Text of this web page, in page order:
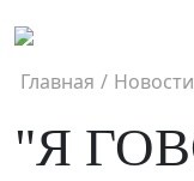
Главная / Новости
"Я